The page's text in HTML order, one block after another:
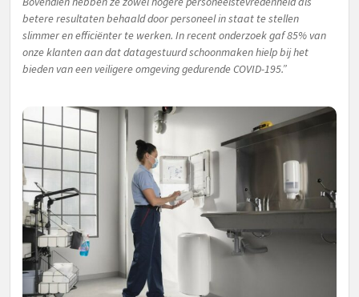
betere resultaten behaald door personeel in staat te stellen
slimmer en efficiënter te werken. In recent onderzoek gaf 85% van
onze klanten aan dat datagestuurd schoonmaken hielp bij het
bieden van een veiligere omgeving gedurende COVID-195.”